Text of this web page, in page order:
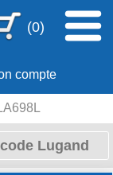
(0)
compte